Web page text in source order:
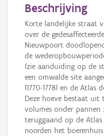
Downloads
Hergebruik
Aanmelden
Beschrijving
Korte landelijke straat
over de
Nieuwpoort
de
(zie aanduiding op de
een omwalde site
(1770-1778) en de Atlas
Deze hoeve bestaat uit
volumes onder pannen
teruggaand op de
noorden het